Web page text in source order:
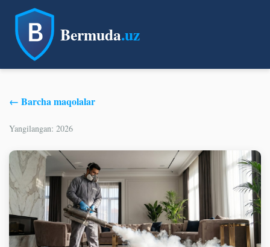
Bermuda.uz
← Barcha maqolalar
Yangilangan: 2026